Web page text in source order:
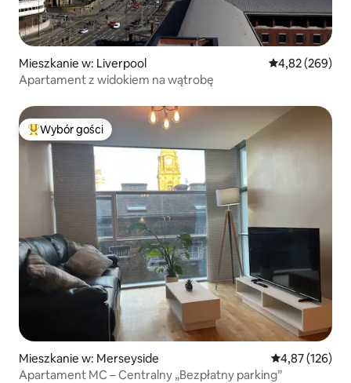
Mieszkanie w: Liverpool Średnia
4,82 (269)
Apartament z widokiem na wątrobę
Najpopularniejsze z kategorii Wybór gości
Wybór gości
Mieszkanie w: Merseyside Średnia
4,87 (126)
Apartament MC – Centralny „Bezpłatny parking”